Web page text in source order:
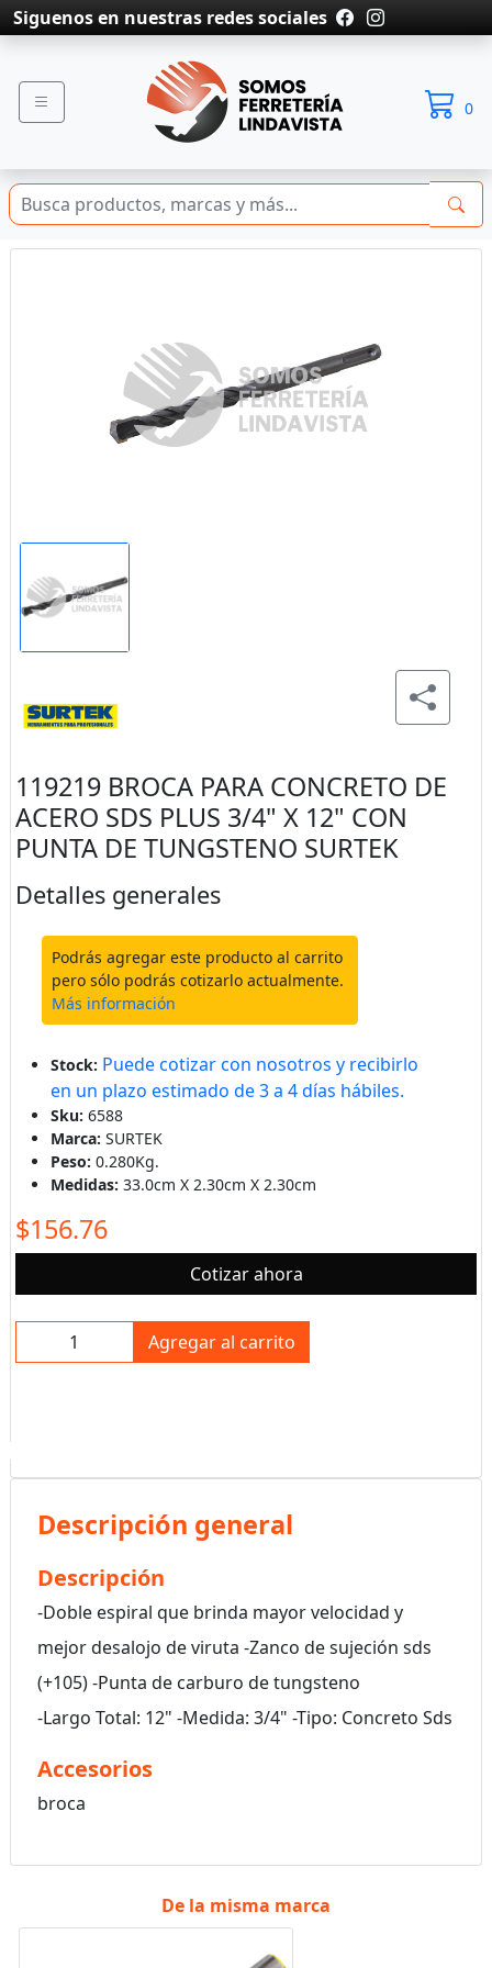
Siguenos en nuestras redes sociales
0
119219 BROCA PARA CONCRETO DE
ACERO SDS PLUS 3/4" X 12" CON
PUNTA DE TUNGSTENO SURTEK
Detalles generales
Podrás agregar este producto al carrito
pero sólo podrás cotizarlo actualmente.
Más información
Stock: Puede cotizar con nosotros y recibirlo
en un plazo estimado de 3 a 4 días hábiles.
Sku: 6588
Marca: SURTEK
Peso: 0.280Kg.
Medidas: 33.0cm X 2.30cm X 2.30cm
$156.76
Cotizar ahora
Agregar al carrito
Descripción general
Descripción
-Doble espiral que brinda mayor velocidad y
mejor desalojo de viruta -Zanco de sujeción sds
(+105) -Punta de carburo de tungsteno
-Largo Total: 12" -Medida: 3/4" -Tipo: Concreto Sds
Accesorios
broca
De la misma marca